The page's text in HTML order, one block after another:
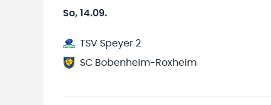
So, 14.09.
TSV Speyer 2
SC Bobenheim-Roxheim